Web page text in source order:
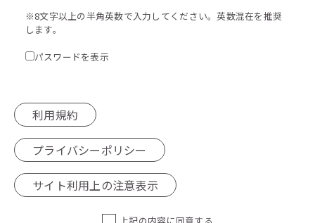
※8文字以上の半角英数で入力してください。英数混在を推奨
します。
パスワードを表示
利用規約
プライバシーポリシー
サイト利用上の注意表示